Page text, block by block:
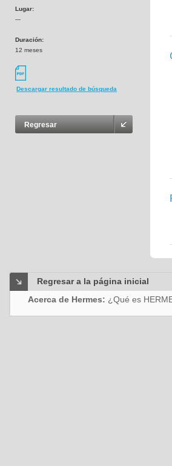
Lugar:
---
Duración:
12 meses
Descargar resultado de búsqueda
Regresar
Regresar a la página inicial
Acerca de Hermes: ¿Qué es